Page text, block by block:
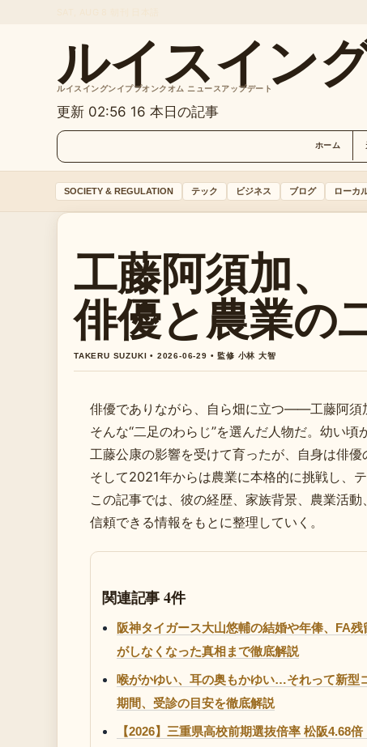
ルイスイン
ルイスイングンイププオンクオム ニュースアップデート
更新 02:56 16 本日の記事
ホーム
SOCIETY & REGULATION テック ビジネス ブログ ローカ
工藤阿須加、
俳優と農業の
TAKERU SUZUKI • 2026-06-29 • 監修 小林 大智
俳優でありながら、自ら畑に立つ――工藤阿須
そんな“二足のわらじ”を選んだ人物だ。幼い頃
工藤公康の影響を受けて育ったが、自身は俳優
そして2021年からは農業に本格的に挑戦し、
この記事では、彼の経歴、家族背景、農業活
信頼できる情報をもとに整理していく。
関連記事 4件
阪神タイガース大山悠輔の結婚や年俸、FA
がしなくなった真相まで徹底解説
喉がかゆい、耳の奥もかゆい…それって新型
期間、受診の目安を徹底解説
【2026】三重県高校前期選抜倍率 松阪4.68